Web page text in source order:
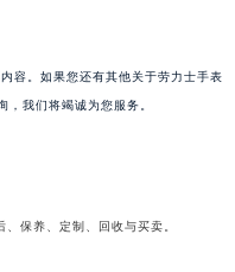
容。如果您还有其他关于劳力士手表
，我们将竭诚为您服务。